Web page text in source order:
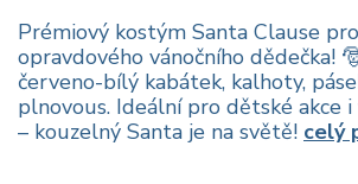
Prémiový kostým Santa Clause
opravdového vánočního dědečka!
červeno-bílý kabátek, kalhoty,
plnovous. Ideální pro dětské akce
– kouzelný Santa je na světě! celý